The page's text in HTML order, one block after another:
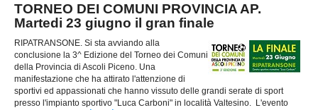
TORNEO DEI COMUNI PROVINCIA AP.
Martedi 23 giugno il gran finale
RIPATRANSONE. Si sta avviando alla
conclusione la 3^ Edizione del Torneo dei Comuni
della Provincia di Ascoli Piceno. Una
manifestazione che ha attirato l'attenzione di
sportivi ed appassionati che hanno vissuto delle grandi serate di sport
presso l'impianto sportivo "Luca Carboni" in località Valtesino. L'evento